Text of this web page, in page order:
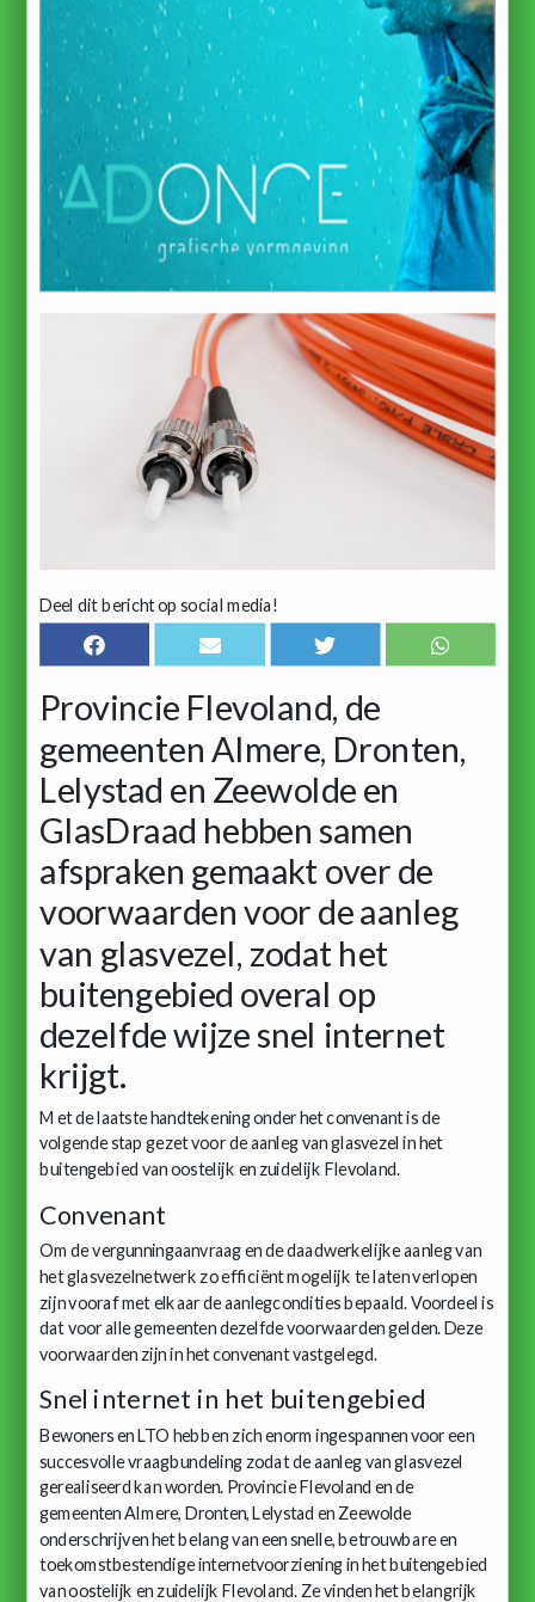
Deel dit bericht op social media!
Provincie Flevoland, de
gemeenten Almere, Dronten,
Lelystad en Zeewolde en
GlasDraad hebben samen
afspraken gemaakt over de
voorwaarden voor de aanleg
van glasvezel, zodat het
buitengebied overal op
dezelfde wijze snel internet
krijgt.
Met de laatste handtekening onder het convenant is de
volgende stap gezet voor de aanleg van glasvezel in het
buitengebied van oostelijk en zuidelijk Flevoland.
Convenant
Om de vergunningaanvraag en de daadwerkelijke aanleg van
het glasvezelnetwerk zo efficiënt mogelijk te laten verlopen
zijn vooraf met elkaar de aanlegcondities bepaald. Voordeel is
dat voor alle gemeenten dezelfde voorwaarden gelden. Deze
voorwaarden zijn in het convenant vastgelegd.
Snel internet in het buitengebied
Bewoners en LTO hebben zich enorm ingespannen voor een
succesvolle vraagbundeling zodat de aanleg van glasvezel
gerealiseerd kan worden. Provincie Flevoland en de
gemeenten Almere, Dronten, Lelystad en Zeewolde
onderschrijven het belang van een snelle, betrouwbare en
toekomstbestendige internetvoorziening in het buitengebied
van oostelijk en zuidelijk Flevoland. Ze vinden het belangrijk